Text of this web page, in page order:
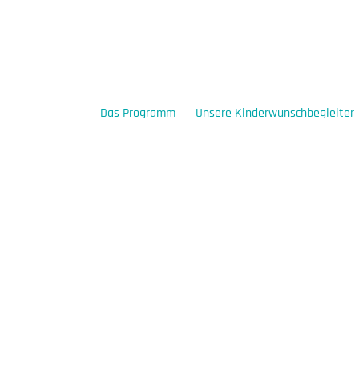
Das Programm Unsere Kinderwunschbegleiter